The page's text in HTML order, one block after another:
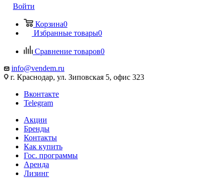
Войти
Корзина0
Избранные товары0
Сравнение товаров0
info@vendem.ru
г. Краснодар, ул. Зиповская 5, офис 323
Вконтакте
Telegram
Акции
Бренды
Контакты
Как купить
Гос. программы
Аренда
Лизинг